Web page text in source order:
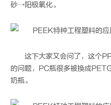
砂→阳极氧化。
这下大家又会问了，这个
的问题，PC瓶很多被换成
奶瓶。